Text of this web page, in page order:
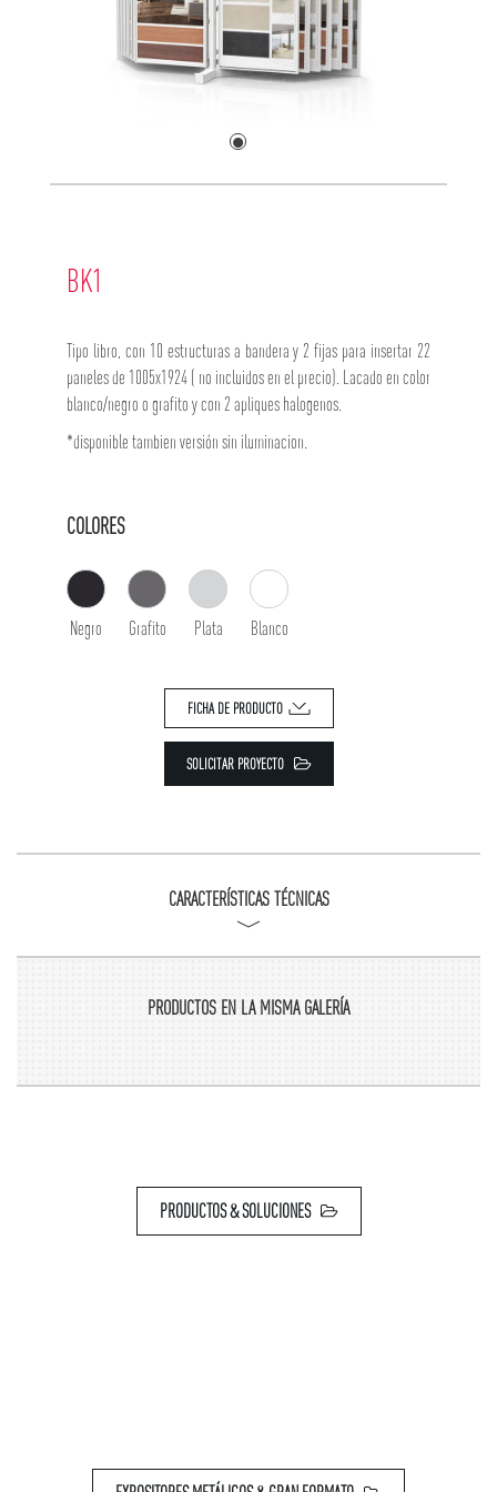
BK1
Tipo libro, con 10 estructuras a bandera y 2 fijas para insertar 22
paneles de 1005x1924 ( no incluidos en el precio). Lacado en color
blanco/negro o grafito y con 2 apliques halogenos.
*disponible tambien versión sin iluminacion.
COLORES
Negro Grafito Plata Blanco
FICHA DE PRODUCTO
SOLICITAR PROYECTO
CARACTERÍSTICAS TÉCNICAS
PRODUCTOS EN LA MISMA GALERÍA
PRODUCTOS & SOLUCIONES